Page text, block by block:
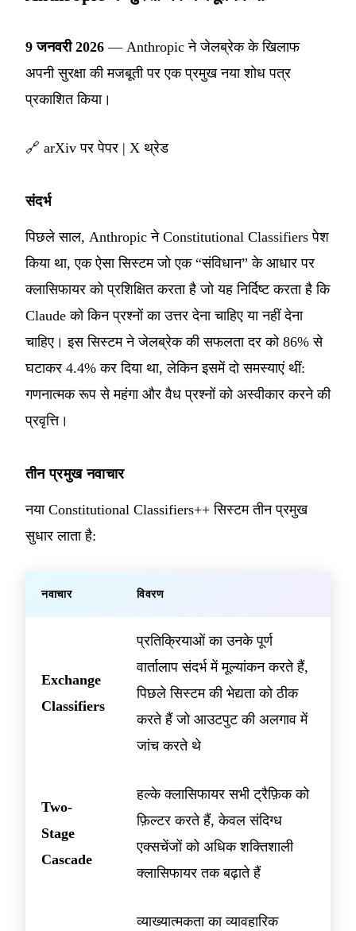
9 जनवरी 2026 — Anthropic ने जेलब्रेक के खिलाफ
अपनी सुरक्षा की मजबूती पर एक प्रमुख नया शोध पत्र
प्रकाशित किया।
🔗 arXiv पर पेपर | X थ्रेड
संदर्भ
पिछले साल, Anthropic ने Constitutional Classifiers पेश
किया था, एक ऐसा सिस्टम जो एक “संविधान” के आधार पर
क्लासिफायर को प्रशिक्षित करता है जो यह निर्दिष्ट करता है कि
Claude को किन प्रश्नों का उत्तर देना चाहिए या नहीं देना
चाहिए। इस सिस्टम ने जेलब्रेक की सफलता दर को 86% से
घटाकर 4.4% कर दिया था, लेकिन इसमें दो समस्याएं थीं:
गणनात्मक रूप से महंगा और वैध प्रश्नों को अस्वीकार करने की
प्रवृत्ति।
तीन प्रमुख नवाचार
नया Constitutional Classifiers++ सिस्टम तीन प्रमुख
सुधार लाता है:
नवाचार विवरण
Exchange
Classifiers
प्रतिक्रियाओं का उनके पूर्ण
वार्तालाप संदर्भ में मूल्यांकन करते हैं,
पिछले सिस्टम की भेद्यता को ठीक
करते हैं जो आउटपुट की अलगाव में
जांच करते थे
Two-
Stage
Cascade
हल्के क्लासिफायर सभी ट्रैफ़िक को
फ़िल्टर करते हैं, केवल संदिग्ध
एक्सचेंजों को अधिक शक्तिशाली
क्लासिफायर तक बढ़ाते हैं
व्याख्यात्मकता का व्यावहारिक